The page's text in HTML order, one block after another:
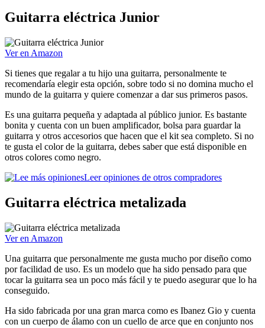
Guitarra eléctrica Junior
Ver en Amazon
Si tienes que regalar a tu hijo una guitarra, personalmente te
recomendaría elegir esta opción, sobre todo si no domina mucho el
mundo de la guitarra y quiere comenzar a dar sus primeros pasos.
Es una guitarra pequeña y adaptada al público junior. Es bastante
bonita y cuenta con un buen amplificador, bolsa para guardar la
guitarra y otros accesorios que hacen que el kit sea completo. Si no
te gusta el color de la guitarra, debes saber que está disponible en
otros colores como negro.
Leer opiniones de otros compradores
Guitarra eléctrica metalizada
Ver en Amazon
Una guitarra que personalmente me gusta mucho por diseño como
por facilidad de uso. Es un modelo que ha sido pensado para que
tocar la guitarra sea un poco más fácil y te puedo asegurar que lo ha
conseguido.
Ha sido fabricada por una gran marca como es Ibanez Gio y cuenta
con un cuerpo de álamo con un cuello de arce que en conjunto nos